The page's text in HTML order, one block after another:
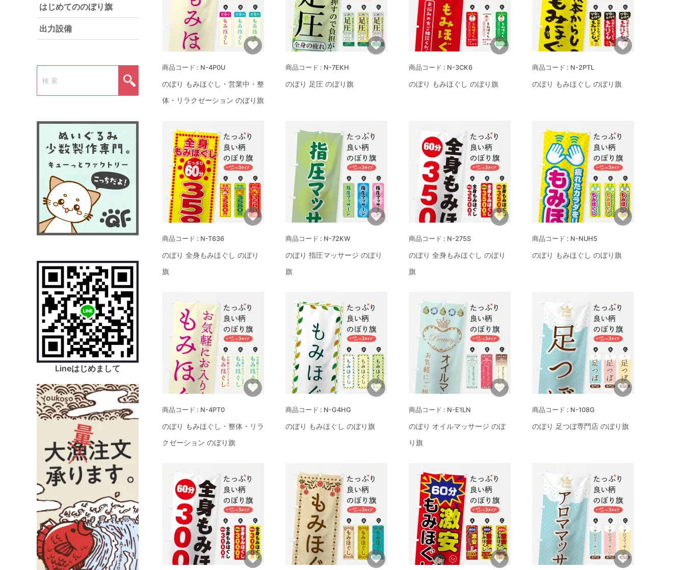
N-4P0U
のぼり もみほぐし・営業中・整
体・リラクゼーション のぼり旗
N-7EKH
のぼり 足圧 のぼり旗
N-3CK6
のぼり もみほぐし のぼり旗
N-2PTL
のぼり もみほぐし のぼり旗
N-T636
のぼり 全身もみほぐし のぼり
旗
N-72KW
のぼり 指圧マッサージ のぼり
旗
N-275S
のぼり 全身もみほぐし のぼり
旗
N-NUH5
のぼり もみほぐし のぼり旗
N-4PT0
のぼり もみほぐし・整体・リラ
クゼーション のぼり旗
N-G4HG
のぼり もみほぐし のぼり旗
N-E1LN
のぼり オイルマッサージ のぼ
り旗
N-108G
のぼり 足つぼ専門店 のぼり旗
はじめてののぼり旗
出力設備
Lineはじめまして